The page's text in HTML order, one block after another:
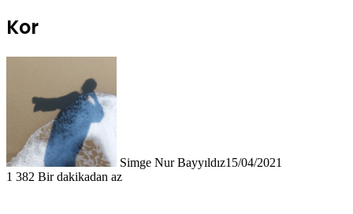
Kor
Simge Nur Bayyıldız15/04/2021
1 382 Bir dakikadan az